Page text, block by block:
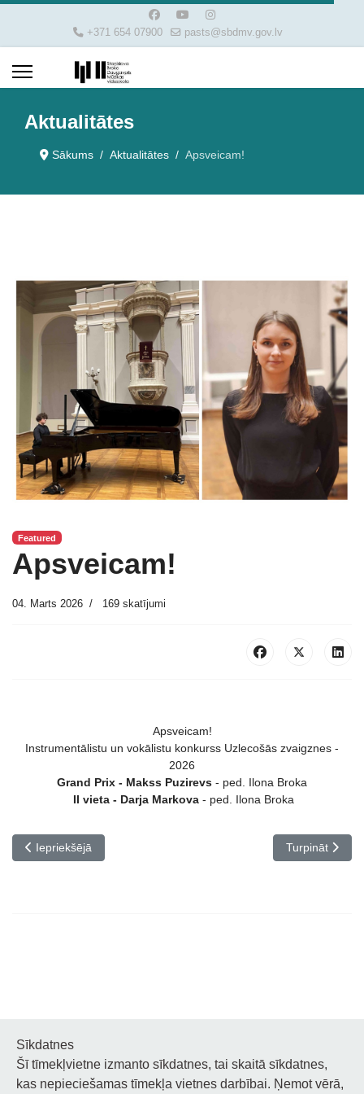
+371 654 07900 pasts@sbdmv.gov.lv
Aktualitātes
Sākums Aktualitātes Apsveicam!
Featured
Apsveicam!
04. Marts 2026 169 skatījumi
Apsveicam!
Instrumentālistu un vokālistu konkurss Uzlecošās zvaigznes -
2026
Grand Prix - Makss Puzirevs - ped. Ilona Broka
II vieta - Darja Markova - ped. Ilona Broka
Iepriekšējais raksts: Konkurss PAVASARA STĪGAS
Iepriekšējā Nākamais
Turpināt
Noderīgi
Sīkdatnes
Šī tīmekļvietne izmanto sīkdatnes, tai skaitā sīkdatnes,
kas nepieciešamas tīmekļa vietnes darbībai. Ņemot vērā,